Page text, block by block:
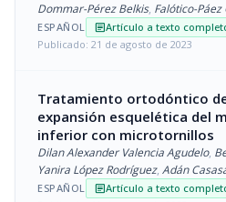
Dommar-Pérez Belkis, Falótico-Páez
ESPAÑOL articleArtículo a texto
Publicado: 21 de agosto de 2023
Tratamiento ortodóntico
expansión esquelética del
inferior con microtornillos
Dilan Alexander Valencia Agudelo,
Yanira López Rodríguez, Adán
ESPAÑOL articleArtículo a texto